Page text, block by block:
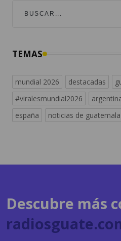
mundial 2026
españa
noticias de guatemala
radiosguate.com